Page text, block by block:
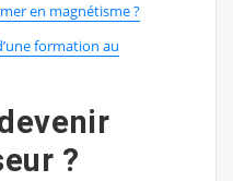
en magnétisme ?
formation au
?